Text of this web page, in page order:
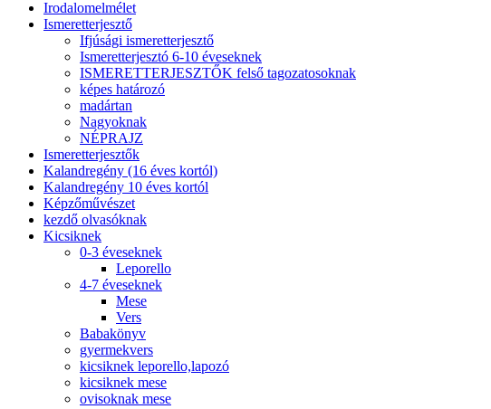
Irodalomelmélet
Ismeretterjesztő
Ifjúsági ismeretterjesztő
Ismeretterjesztó 6-10 éveseknek
ISMERETTERJESZTŐK felső tagozatosoknak
képes határozó
madártan
Nagyoknak
NÉPRAJZ
Ismeretterjesztők
Kalandregény (16 éves kortól)
Kalandregény 10 éves kortól
Képzőművészet
kezdő olvasóknak
Kicsiknek
0-3 éveseknek
Leporello
4-7 éveseknek
Mese
Vers
Babakönyv
gyermekvers
kicsiknek leporello,lapozó
kicsiknek mese
ovisoknak mese